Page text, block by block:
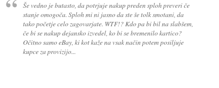
Še vedno je butasto, da potrjuje nakup preden sploh preveri če
stanje omogoča. Sploh mi ni jasno da ste še tolk smotani, da
tako početje celo zagovarjate. WTF!? Kdo pa bi bil na slabšem,
če bi se nakup dejansko izvedel, ko bi se bremenilo kartico?
Očitno samo eBay, ki kot kaže na vsak način potem posiljuje
kupce za provizijo...